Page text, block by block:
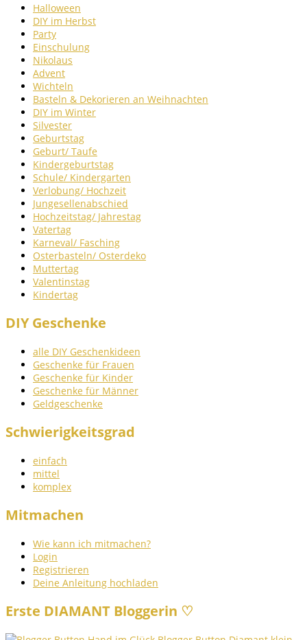
Halloween
DIY im Herbst
Party
Einschulung
Nikolaus
Advent
Wichteln
Basteln & Dekorieren an Weihnachten
DIY im Winter
Silvester
Geburtstag
Geburt/ Taufe
Kindergeburtstag
Schule/ Kindergarten
Verlobung/ Hochzeit
Jungesellenabschied
Hochzeitstag/ Jahrestag
Vatertag
Karneval/ Fasching
Osterbasteln/ Osterdeko
Muttertag
Valentinstag
Kindertag
DIY Geschenke
alle DIY Geschenkideen
Geschenke für Frauen
Geschenke für Kinder
Geschenke für Männer
Geldgeschenke
Schwierigkeitsgrad
einfach
mittel
komplex
Mitmachen
Wie kann ich mitmachen?
Login
Registrieren
Deine Anleitung hochladen
Erste DIAMANT Bloggerin ♡